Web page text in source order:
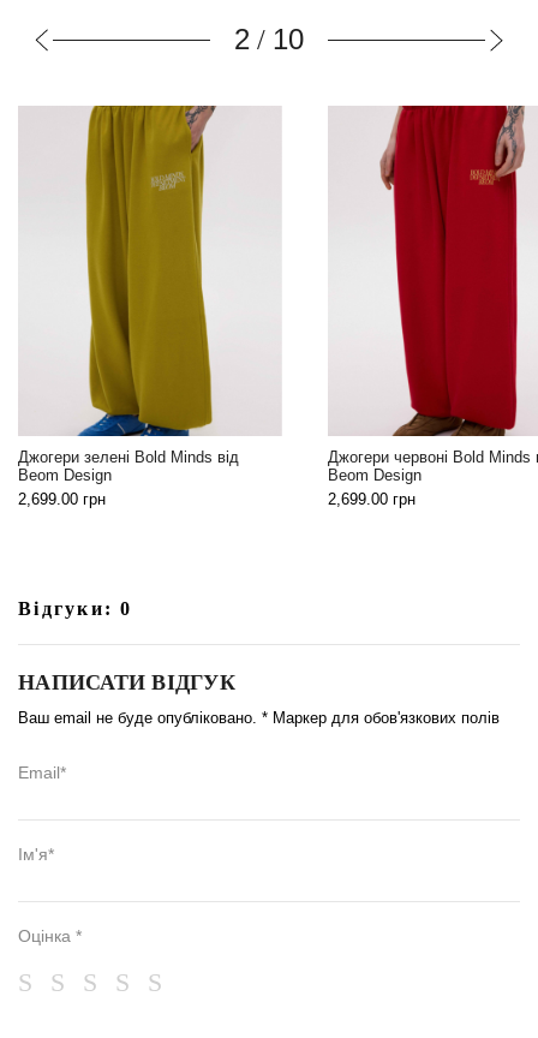
3 / 10
Джогери червоні Bold Minds від
Beom Design
2,699.00грн
Beom Design
2,999.00грн
Відгуки: 0
НАПИСАТИ ВІДГУК
Ваш email не буде опубліковано. * Маркер для обов'язкових полів
Email*
Ім'я*
Оцінка *